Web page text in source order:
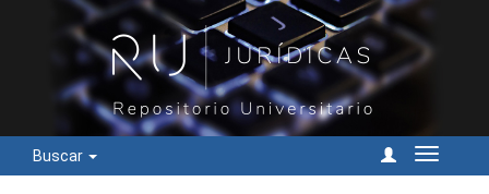
Buscar
Cambiar